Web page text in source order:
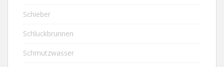
Schieber
Schluckbrunnen
Schmutzwasser